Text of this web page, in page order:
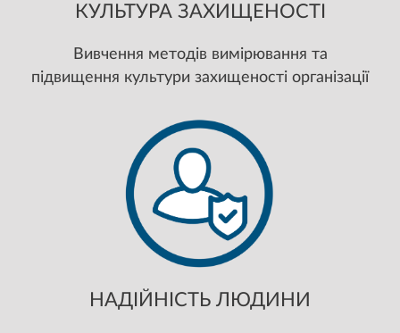
КУЛЬТУРА ЗАХИЩЕНОСТІ
Вивчення методів вимірювання та
підвищення культури захищеності організації
НАДІЙНІСТЬ ЛЮДИНИ